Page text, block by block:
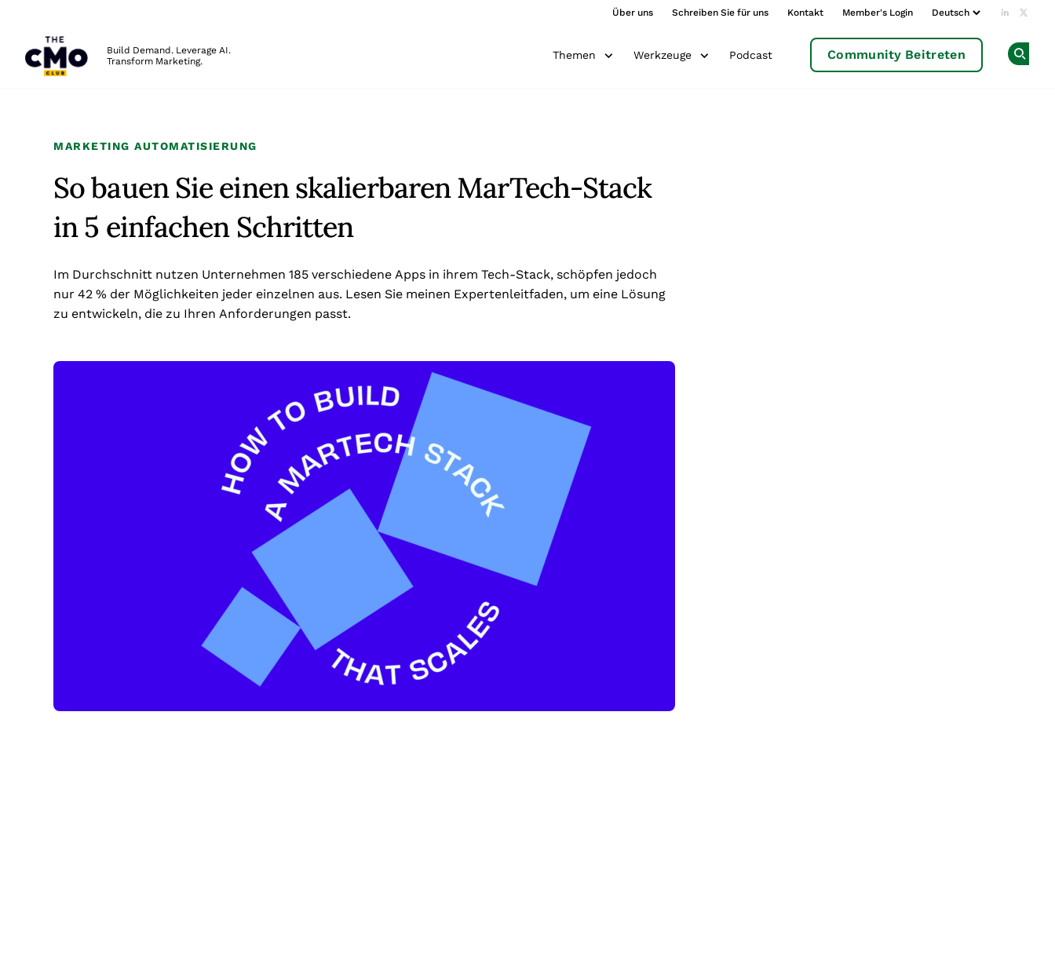
Über uns Schreiben Sie für uns Kontakt Member's Login Add us
Build Demand. Leverage AI.
Transform Marketing.
Themen Werkzeuge Podcast Community Beitreten
MARKETING AUTOMATISIERUNG
So bauen Sie einen skalierbaren MarTech-Stack
in 5 einfachen Schritten
Im Durchschnitt nutzen Unternehmen 185 verschiedene Apps in ihrem Tech-Stack, schöpfen jedoch
nur 42 % der Möglichkeiten jeder einzelnen aus. Lesen Sie meinen Expertenleitfaden, um eine Lösung
zu entwickeln, die zu Ihren Anforderungen passt.